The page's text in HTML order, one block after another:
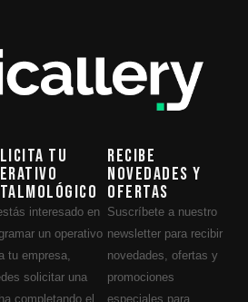
tu
interesado en
un operativo
tu empresa,
solicitar una
completando el
Recibe
novedades y
ofertas
Suscríbete a nuestro
newsletter para recibir
novedades, ofertas y
promociones
especiales para